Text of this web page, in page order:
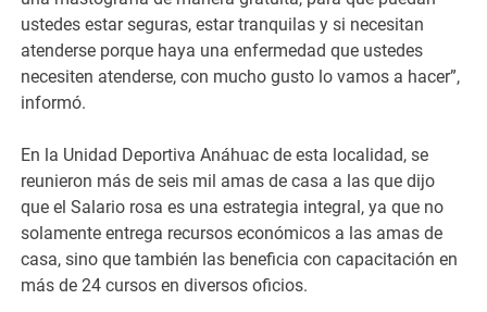
ustedes estar seguras, estar tranquilas y si necesitan
atenderse porque haya una enfermedad que ustedes
necesiten atenderse, con mucho gusto lo vamos a hacer”,
informó.
En la Unidad Deportiva Anáhuac de esta localidad, se
reunieron más de seis mil amas de casa a las que dijo
que el Salario rosa es una estrategia integral, ya que no
solamente entrega recursos económicos a las amas de
casa, sino que también las beneficia con capacitación en
más de 24 cursos en diversos oficios.